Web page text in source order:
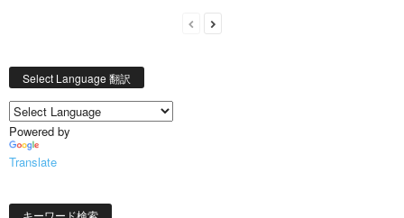
Select Language 翻訳
Powered by
Translate
キーワード検索